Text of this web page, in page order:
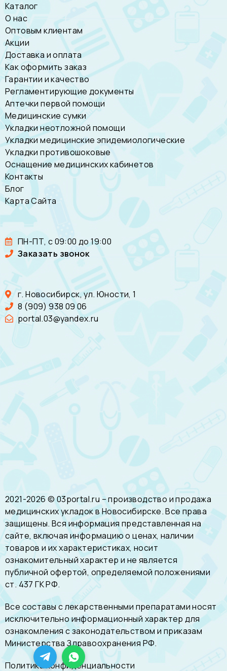
Каталог
О нас
Оптовым клиентам
Акции
Доставка и оплата
Как оформить заказ
Гарантии и качество
Регламентирующие документы
Аптечки первой помощи
Медицинские сумки
Укладки неотложной помощи
Укладки медицинские эпидемиологические
Укладки противошоковые
Оснащение медицинских кабинетов
Контакты
Блог
Карта Сайта
ПН-ПТ, с 09:00 до 19:00
Заказать звонок
г. Новосибирск, ул. Юности, 1
8 (909) 938 09 06
portal.03@yandex.ru
2021-2026 © 03portal.ru – производство и продажа
медицинских укладок в Новосибирске. Все права
защищены. Вся информация представленная на
сайте, включая информацию о ценах, наличии
товаров и их характеристиках, носит
ознакомительный характер и не является
публичной офертой, определяемой положениями
ст. 437 ГК РФ.
Все составы с лекарственными препаратами носят
исключительно информационный характер для
ознакомления с законодательством и приказам
Министерства Здравоохранения РФ.
Политика конфиденциальности